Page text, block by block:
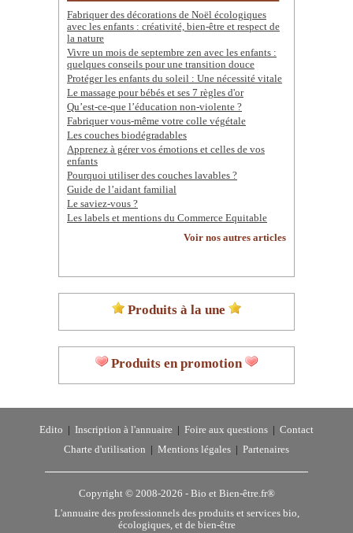
Fabriquer des décorations de Noël écologiques
avec les enfants : créativité, bien-être et respect de
la nature
Vivre un mois de septembre zen avec les enfants :
quelques conseils pour une transition douce
Protéger les enfants du soleil : Une nécessité vitale
Le massage pour bébés et ses 7 règles d'or
Qu’est-ce-que l’éducation non-violente ?
Fabriquer vous-même votre colle végétale
Les couches biodégradables
Apprenez à gérer vos émotions et celles de vos
enfants
Pourquoi utiliser des couches lavables ?
Guide de l’aidant familial
Le saviez-vous ?
Les labels et mentions du Commerce Equitable
Voir nos autres articles
Produits à la une
Produits en promotion
Edito Inscription à l'annuaire Foire aux questions
Contact
Charte d'utilisation
Mentions légales Partenaires
Copyright © 2008-2026 - Bio et Bien-être.fr®
L'annuaire des professionnels des produits et services bio,
écologiques, et de bien-être